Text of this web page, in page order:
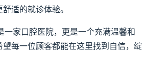
适的就诊体验。
一家口腔医院，更是一个充满温馨和
望每一位顾客都能在这里找到自信，绽